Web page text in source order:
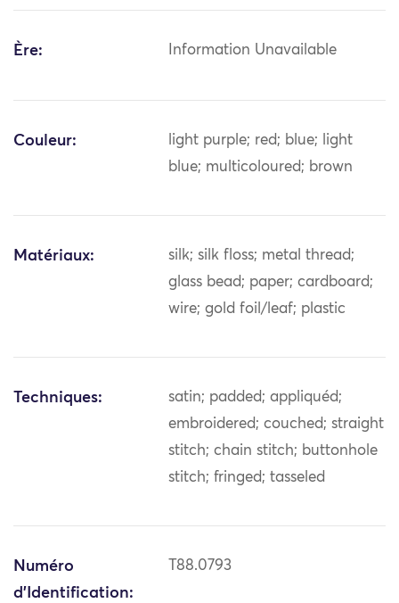
Ère: Information Unavailable
Couleur:
light purple; red; blue; light
blue; multicoloured; brown
Matériaux:
silk; silk floss; metal thread;
glass bead; paper; cardboard;
wire; gold foil/leaf; plastic
Techniques:
satin; padded; appliquéd;
embroidered; couched; straight
stitch; chain stitch; buttonhole
stitch; fringed; tasseled
Numéro
d'Identification:
T88.0793